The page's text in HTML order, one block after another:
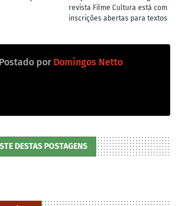
revista Filme Cultura está com
inscrições abertas para textos
Postado por Domingos Netto
DESTAS POSTAGENS